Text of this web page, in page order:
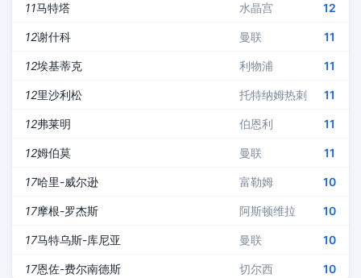
11马特塔 水晶宫 12
12谢什科 曼联 11
12埃基蒂克 利物浦 11
12里沙利松 托特纳姆热刺 11
12弗莱明 伯恩利 11
12姆伯莫 曼联 11
17哈里-威尔逊 富勒姆 10
17摩根-罗杰斯 阿斯顿维拉 10
17马特乌斯-库尼亚 曼联 10
17恩佐-费尔南德斯 切尔西 10